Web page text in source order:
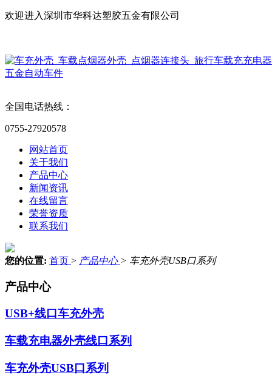
欢迎进入深圳市华科达塑胶五金有限公司
全国电话热线：
0755-27920578
网站首页
关于我们
产品中心
新闻资讯
在线留言
荣誉资质
联系我们
您的位置: 首页 > 产品中心 > 车充外壳USB口系列
产品中心
USB+线口车充外壳
车载充电器外壳线口系列
车充外壳USB口系列